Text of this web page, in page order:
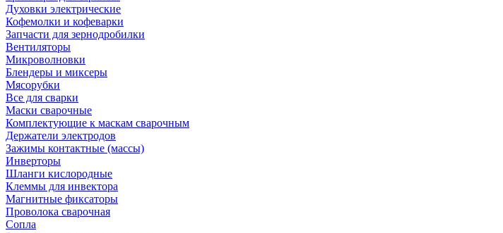
Духовки электрические
Кофемолки и кофеварки
Запчасти для зернодробилки
Вентиляторы
Микроволновки
Блендеры и миксеры
Мясорубки
Все для сварки
Маски сварочные
Комплектующие к маскам сварочным
Держатели электродов
Зажимы контактные (массы)
Инверторы
Шланги кислородные
Клеммы для инвектора
Магнитные фиксаторы
Проволока сварочная
Сопла